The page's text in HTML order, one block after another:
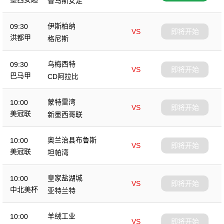
09:30
洪都甲
伊斯柏纳
VS
格尼斯
即将开始
09:30
巴马甲
乌梅西特
VS
CD阿拉比
即将开始
10:00
美冠联
蒙特雷湾
VS
新墨西哥联
即将开始
10:00
美冠联
奥兰治县布鲁斯
VS
坦帕湾
即将开始
10:00
中北美杯
皇家盐湖城
VS
亚特兰特
即将开始
10:00
羊绒工业
VS 即将开始